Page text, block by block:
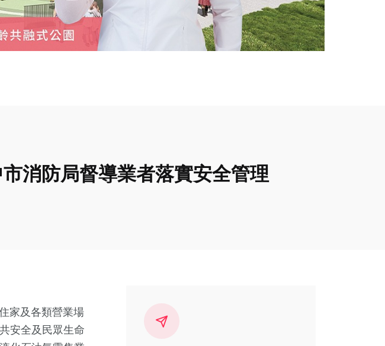
消防局督導業者落實安全管理
家及各類營業場
安全及民眾生命